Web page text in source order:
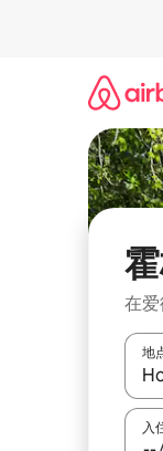
在
地
如
入